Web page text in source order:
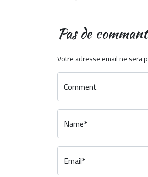
Pas de
Votre adresse email ne sera
Comment
Name*
Email*